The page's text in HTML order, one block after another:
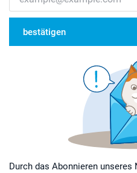
bestätigen
Durch das Abonnieren